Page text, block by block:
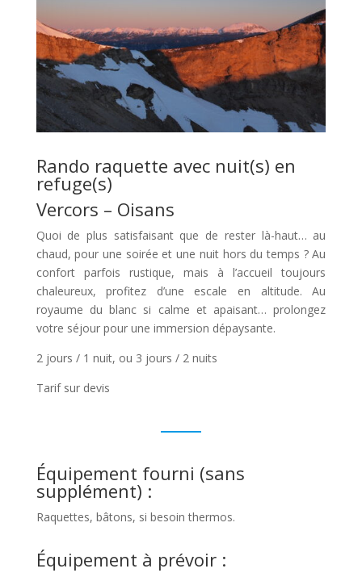
Rando raquette avec nuit(s) en
refuge(s)
Vercors – Oisans
Quoi de plus satisfaisant que de rester là-haut… au
chaud, pour une soirée et une nuit hors du temps ? Au
confort parfois rustique, mais à l’accueil toujours
chaleureux, profitez d’une escale en altitude. Au
royaume du blanc si calme et apaisant… prolongez
votre séjour pour une immersion dépaysante.
2 jours / 1 nuit, ou 3 jours / 2 nuits
Tarif sur devis
Équipement fourni (sans
supplément) :
Raquettes, bâtons, si besoin thermos.
Équipement à prévoir :